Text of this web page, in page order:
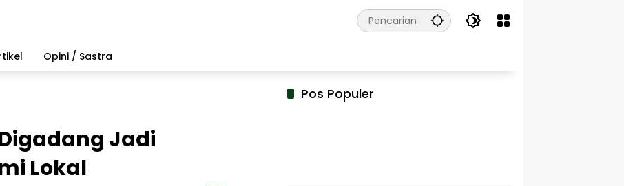
Opini / Sastra
Jadi
Lokal
Pos Populer